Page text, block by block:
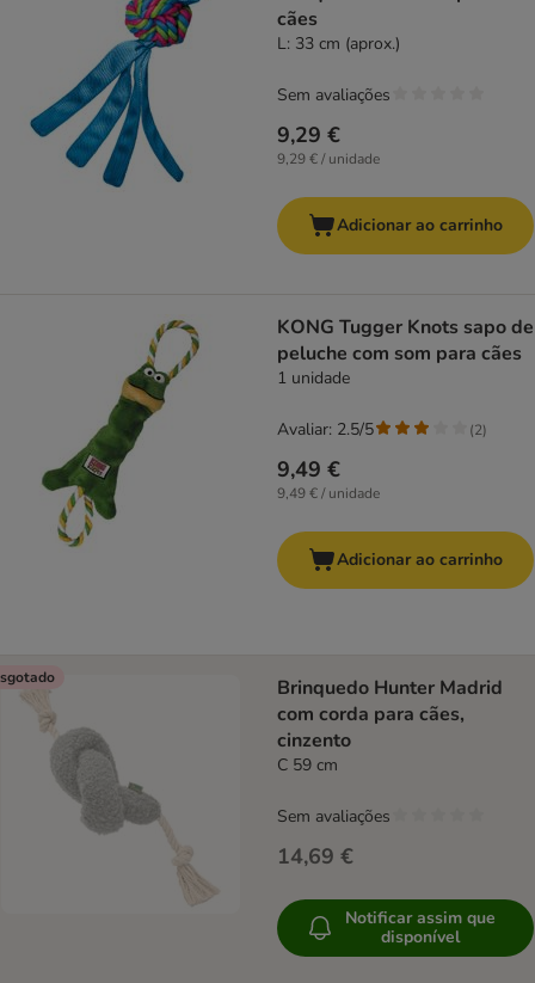
cães
L: 33 cm (aprox.)
9,29 €
9,29 € / unidade
Sem avaliações
Adicionar ao carrinho
KONG Tugger Knots sapo de
peluche com som para cães
1 unidade
9,49 €
9,49 € / unidade
Avaliar: 2.5/5 (2)
Adicionar ao carrinho
Brinquedo Hunter Madrid
com corda para cães,
cinzento
C 59 cm
14,69 €
Sem avaliações
Notificar assim que
disponível